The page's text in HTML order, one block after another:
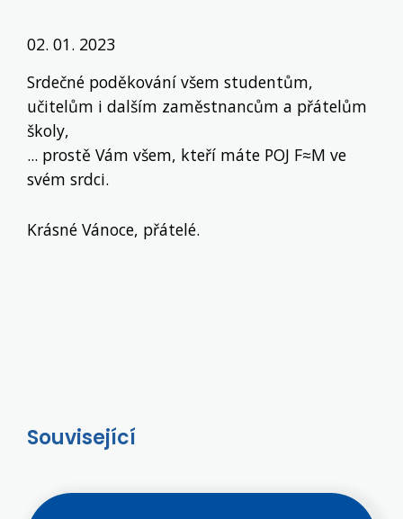
02. 01. 2023
Srdečné poděkování všem studentům,
učitelům i dalším zaměstnancům a přátelům
školy,
... prostě Vám všem, kteří máte POJ F≈M ve
svém srdci.
Krásné Vánoce, přátelé.
Související